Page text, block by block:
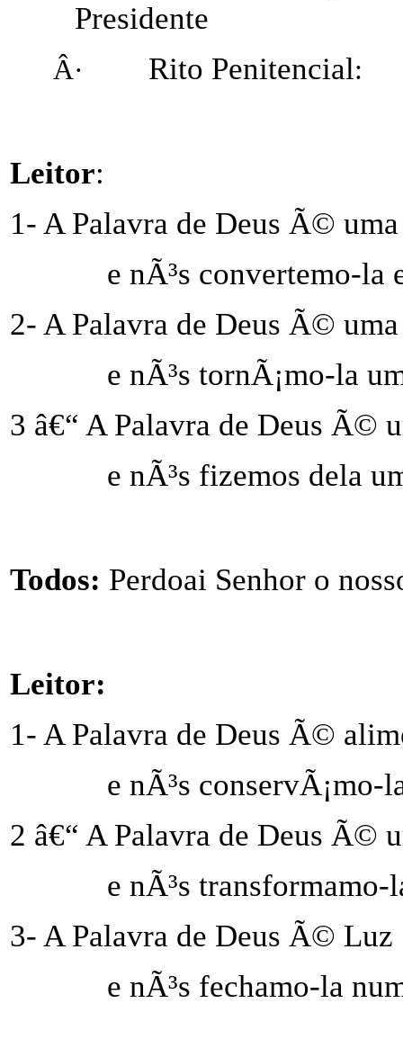
Presidente
Â· Rito Penitencial:
Leitor:
1- A Palavra de Deus Ã©
e nÃ³s convertemo-la
2- A Palavra de Deus Ã©
e nÃ³s tornÃ¡mo-la
3 â€“ A Palavra de Deus Ã©
e nÃ³s fizemos dela
Todos: Perdoai Senhor o
Leitor:
1- A Palavra de Deus Ã©
e nÃ³s conservÃ¡mo-
2 â€“ A Palavra de Deus Ã©
e nÃ³s transformamo-
3- A Palavra de Deus Ã© Luz
e nÃ³s fechamo-la